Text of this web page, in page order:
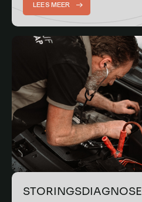
LEES MEER
STORINGSDIAGNOSE